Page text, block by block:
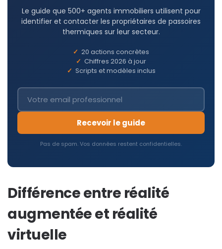
Le guide que 500+ agents immobiliers utilisent pour
identifier et contacter les propriétaires de passoires
thermiques sur leur secteur.
20 actions concrètes
Chiffres 2026 à jour
Scripts et modèles inclus
Recevoir le guide
Pas de spam. Vos données restent confidentielles.
Différence entre réalité
augmentée et réalité
virtuelle